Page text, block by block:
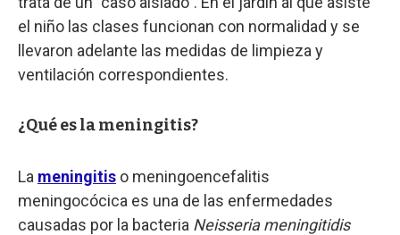
el niño las clases funcionan con normalidad y se
llevaron adelante las medidas de limpieza y
ventilación correspondientes.
¿Qué es la meningitis?
La meningitis o meningoencefalitis
meningocócica es una de las enfermedades
causadas por la bacteria Neisseria meningitidis